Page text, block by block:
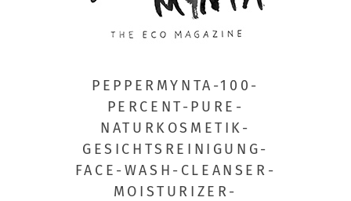
PEPPERMYNTA-100-
PERCENT-PURE-
NATURKOSMETIK-
GESICHTSREINIGUNG-
FACE-WASH-CLEANSER-
MOISTURIZER-